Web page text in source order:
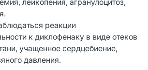
реакции
к диклофенаку в виде отеков
учащенное сердцебиение,
давления.